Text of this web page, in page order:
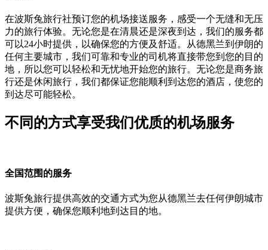
在波斯兔旅行社预订您的机场接送服务，感受一个无缝和无压
力的旅行体验。无论您是在清晨还是深夜到达，我们的服务都
可以24小时提供，以确保您的方便及舒适。从德黑兰到伊朗的
任何主要城市，我们可靠和专业的司机将直接带您到您的目的
地，所以您可以轻松和无忧地开始您的旅行。无论您是商务旅
行还是休闲旅行，我们都保证您能顺利到达您的酒店，使您的
到达尽可能轻松。
不同的方式享受我们优质的机场服务
全国范围的服务
波斯兔旅行提供高效的交通方式为您从德黑兰去任何伊朗城市
提供方便，确保您顺利地到达目的地。